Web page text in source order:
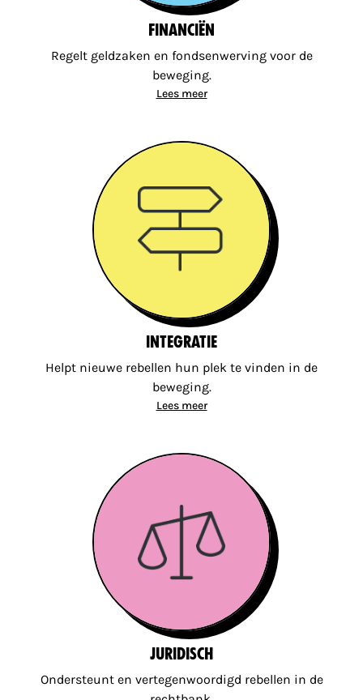
Financiën
Regelt geldzaken en fondsenwerving voor de
beweging.
Lees meer
Integratie
Helpt nieuwe rebellen hun plek te vinden in de
beweging.
Lees meer
Juridisch
Ondersteunt en vertegenwoordigd rebellen in de